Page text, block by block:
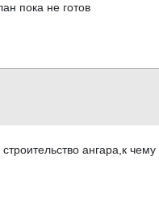
пока не готов
ангара,к